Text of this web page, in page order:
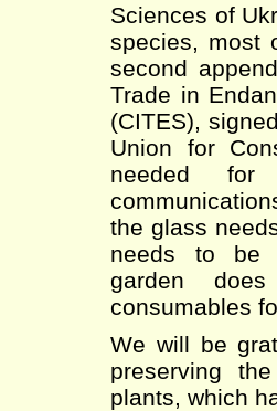
Sciences of
species, most
second
Trade in
(CITES),
Union for
needed for
the glass
needs to be
garden
consumables
We will be
preserving
plants, which